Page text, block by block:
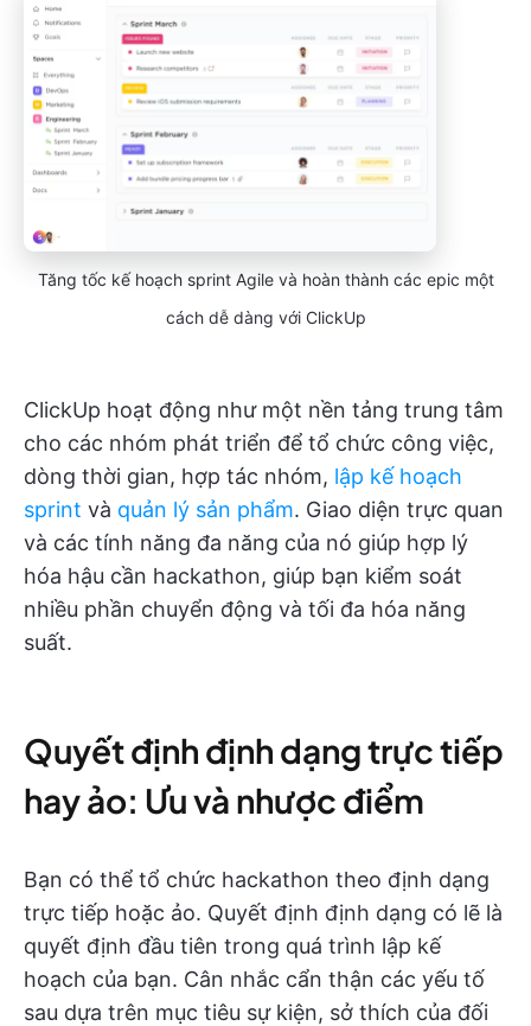
Tăng tốc kế hoạch sprint Agile và hoàn thành các epic một
cách dễ dàng với ClickUp
ClickUp hoạt động như một nền tảng trung tâm
cho các nhóm phát triển để tổ chức công việc,
dòng thời gian, hợp tác nhóm, lập kế hoạch
sprint và quản lý sản phẩm. Giao diện trực quan
và các tính năng đa năng của nó giúp hợp lý
hóa hậu cần hackathon, giúp bạn kiểm soát
nhiều phần chuyển động và tối đa hóa năng
suất.
Quyết định định dạng trực tiếp
hay ảo: Ưu và nhược điểm
Bạn có thể tổ chức hackathon theo định dạng
trực tiếp hoặc ảo. Quyết định định dạng có lẽ là
quyết định đầu tiên trong quá trình lập kế
hoạch của bạn. Cân nhắc cẩn thận các yếu tố
sau dựa trên mục tiêu sự kiện, sở thích của đối